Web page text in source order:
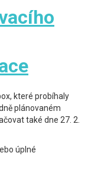
které probíhaly
plánovaném
také dne 27. 2.
úplné